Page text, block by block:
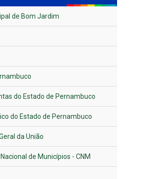
de Bom Jardim
do Estado de Pernambuco
do Estado de Pernambuco
da União
de Municípios - CNM